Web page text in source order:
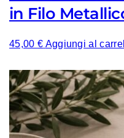
in Filo
45,00 € Aggiungi al